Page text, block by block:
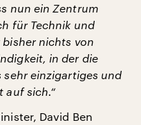
nun ein Zentrum
für Technik und
nichts von
in der die
sehr einzigartiges und
auf sich.“
David Ben